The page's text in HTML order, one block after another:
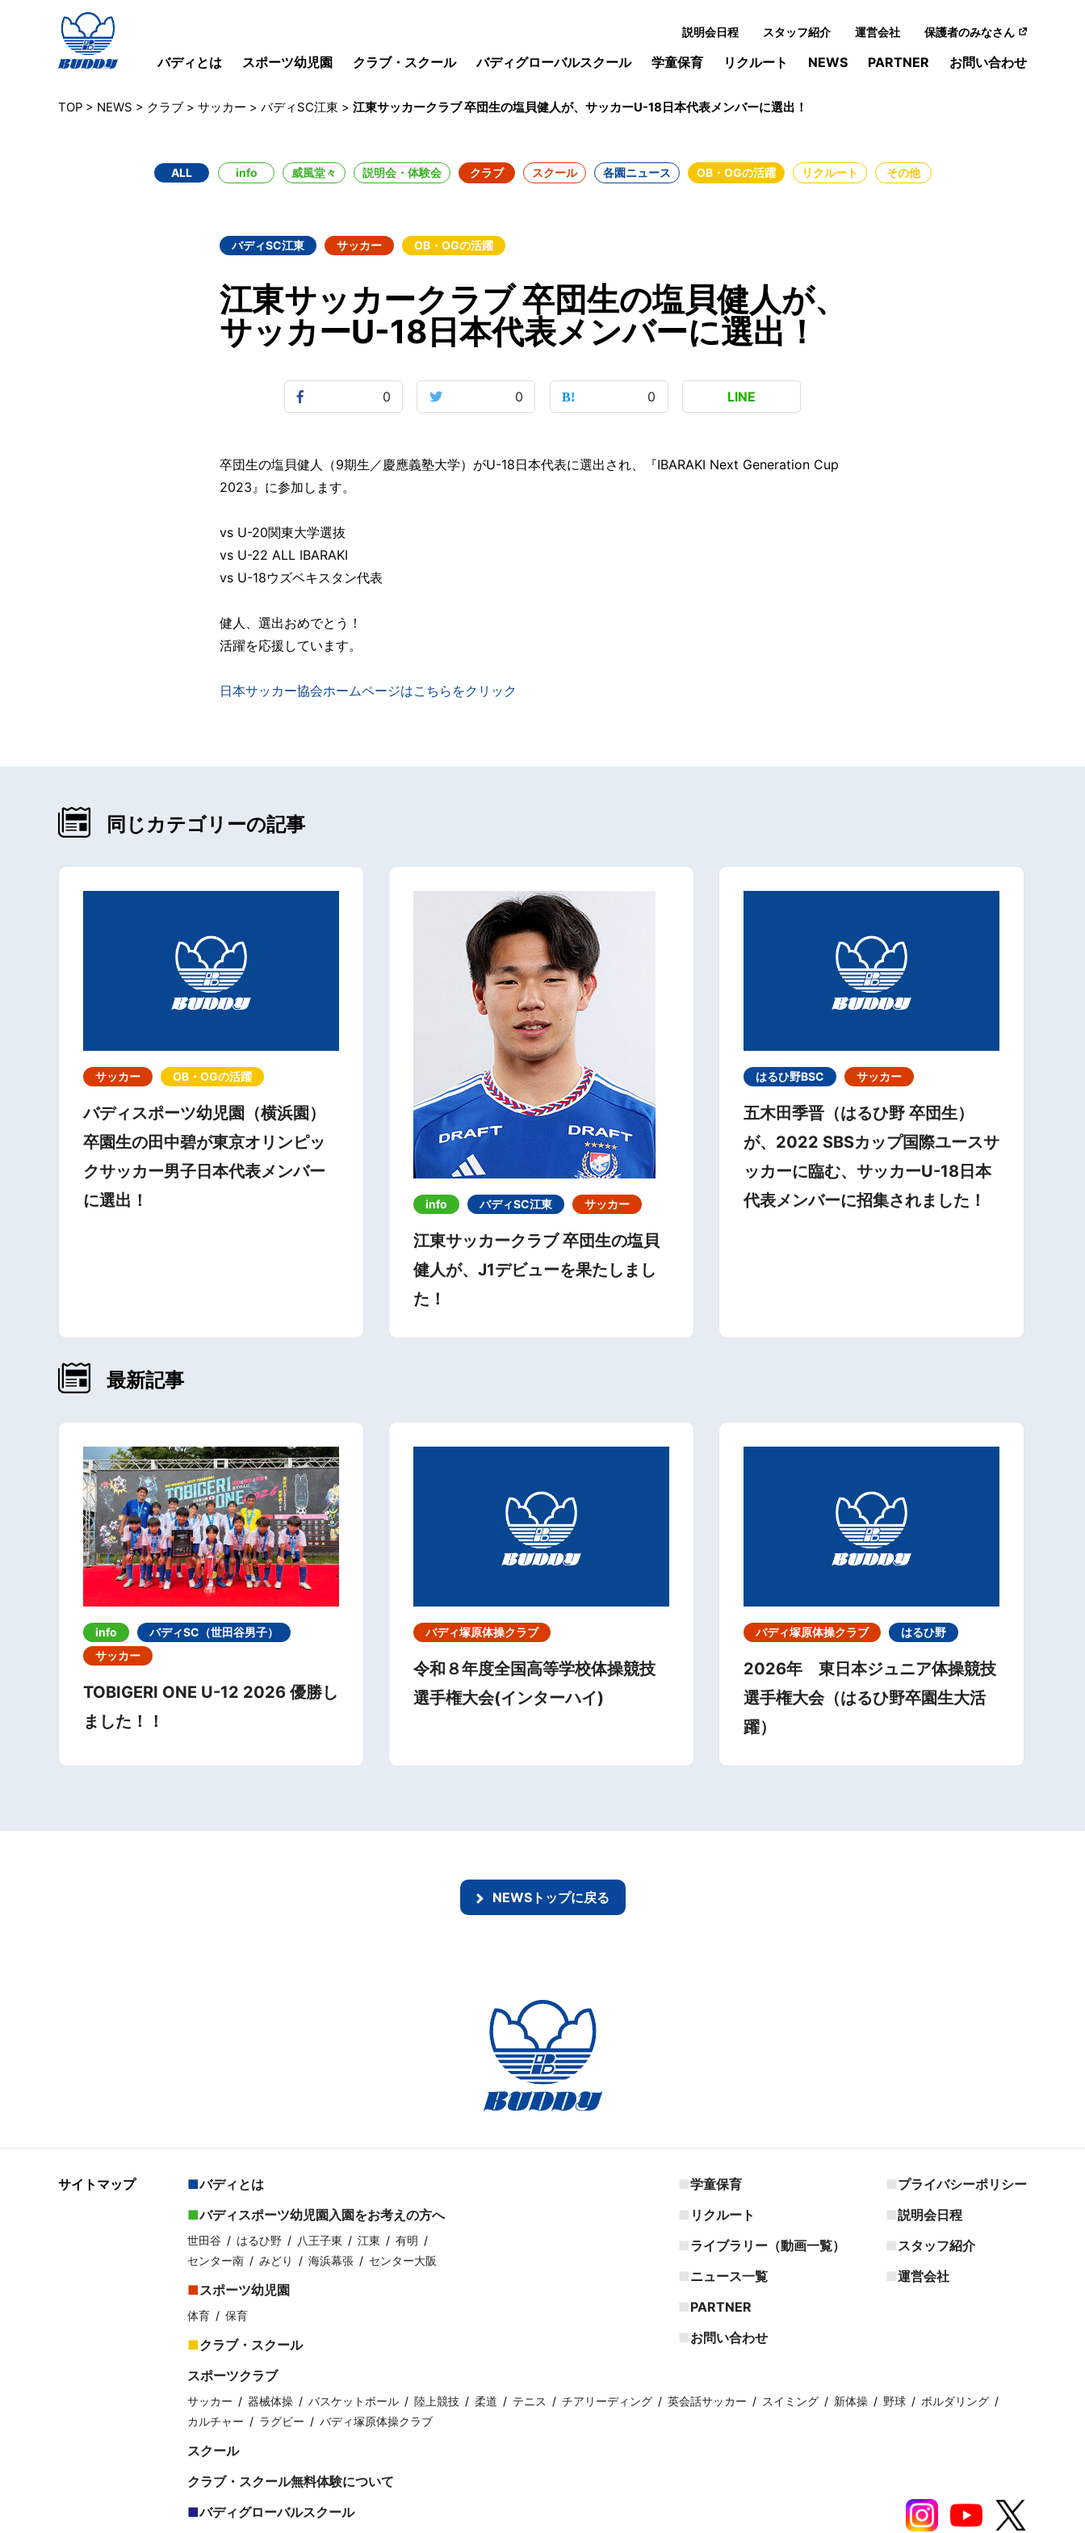
説明会日程 スタッフ紹介 運営会社 保護者のみなさん
バディとは スポーツ幼児園 クラブ・スクール バディグローバルスクール 学童保育 リクルート NEWS PARTNER お問い合わせ
TOP > NEWS > クラブ > サッカー > バディSC江東 > 江東サッカークラブ 卒団生の塩貝健人が、サッカーU-18日本代表メンバーに選出！
ALL info 威風堂々 説明会・体験会 クラブ スクール 各園ニュース OB・OGの活躍 リクルート その他
バディSC江東 サッカー OB・OGの活躍
江東サッカークラブ 卒団生の塩貝健人が、
サッカーU-18日本代表メンバーに選出！
0 0 0 LINE
卒団生の塩貝健人（9期生／慶應義塾大学）がU-18日本代表に選出され、『IBARAKI Next Generation Cup
2023』に参加します。
vs U-20関東大学選抜
vs U-22 ALL IBARAKI
vs U-18ウズベキスタン代表
健人、選出おめでとう！
活躍を応援しています。
日本サッカー協会ホームページはこちらをクリック
同じカテゴリーの記事
サッカー OB・OGの活躍
バディスポーツ幼児園（横浜園）
卒園生の田中碧が東京オリンピッ
クサッカー男子日本代表メンバー
に選出！
info バディSC江東 サッカー
江東サッカークラブ 卒団生の塩貝
健人が、J1デビューを果たしまし
た！
はるひ野BSC サッカー
五木田季晋（はるひ野 卒団生）
が、2022 SBSカップ国際ユースサ
ッカーに臨む、サッカーU-18日本
代表メンバーに招集されました！
最新記事
info
バディSC（世田谷男子）
サッカー
TOBIGERI ONE U-12 2026 優勝し
ました！！
バディ塚原体操クラブ
令和８年度全国高等学校体操競技
選手権大会(インターハイ)
バディ塚原体操クラブ はるひ野
2026年 東日本ジュニア体操競技
選手権大会（はるひ野卒園生大活
躍）
NEWSトップに戻る
サイトマップ
バディとは
バディスポーツ幼児園入園をお考えの方へ
世田谷 はるひ野 八王子東 江東
有明
センター南
みどり 海浜幕張 センター大阪
スポーツ幼児園
体育 保育
クラブ・スクール
スポーツクラブ
サッカー 器械体操 バスケットボール 陸上競技 柔道 テニス チアリーディング 英会話サッカー スイミング 新体操 野球
ボルダリング
カルチャー
ラグビー バディ塚原体操クラブ
スクール
クラブ・スクール無料体験について
バディグローバルスクール
学童保育
リクルート
ライブラリー（動画一覧）
ニュース一覧
PARTNER
お問い合わせ
プライバシーポリシー
説明会日程
スタッフ紹介
運営会社